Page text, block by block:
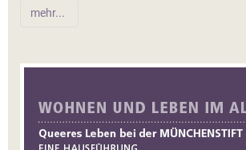
mehr...